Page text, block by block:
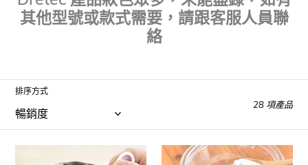
:
其他型號或款式需要，請跟客服人員聯
絡
排序方式
28 項產品
日